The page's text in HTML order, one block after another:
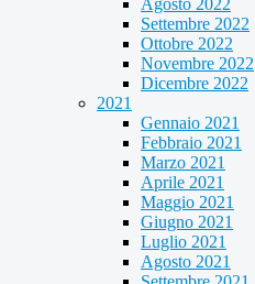
Agosto 2022
Settembre 2022
Ottobre 2022
Novembre 2022
Dicembre 2022
2021
Gennaio 2021
Febbraio 2021
Marzo 2021
Aprile 2021
Maggio 2021
Giugno 2021
Luglio 2021
Agosto 2021